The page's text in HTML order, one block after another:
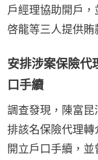
戶經理協助開戶
啓龍等三人提供
安排涉案保險代
口手續
調查發現，陳富
排該名保險代理
開立戶口手續，